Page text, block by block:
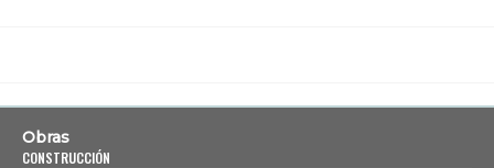
Obras
CONSTRUCCIÓN